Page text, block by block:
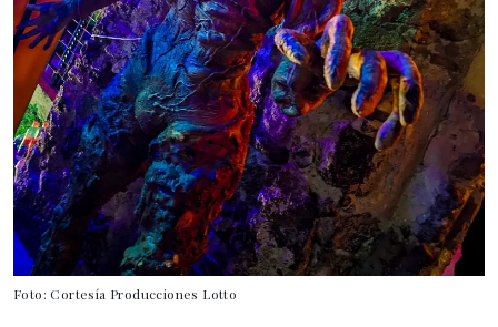
Foto: Cortesía Producciones Lotto